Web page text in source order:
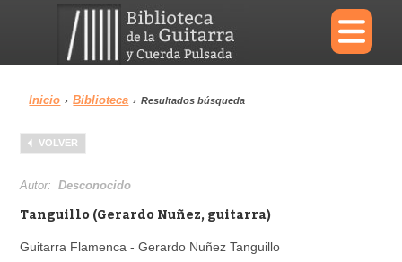
×
Menu
Biblioteca
Inicio › Biblioteca › Resultados búsqueda
VOLVER
Autor:Desconocido
Tanguillo (Gerardo Nuñez, guitarra)
Guitarra Flamenca - Gerardo Nuñez Tanguillo